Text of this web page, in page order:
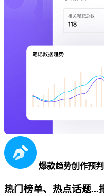
爆款趋势创作预判
热门榜单、热点话题...